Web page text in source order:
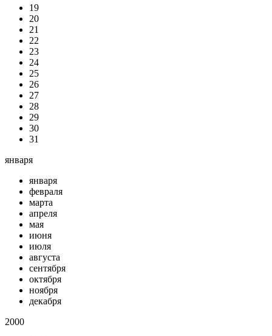
19
20
21
22
23
24
25
26
27
28
29
30
31
января
января
февраля
марта
апреля
мая
июня
июля
августа
сентября
октября
ноября
декабря
2000